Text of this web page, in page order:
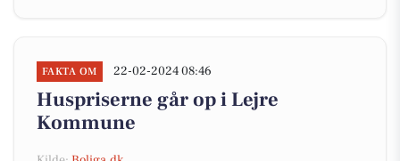
FAKTA OM 22-02-2024 08:46
Huspriserne går op i Lejre
Kommune